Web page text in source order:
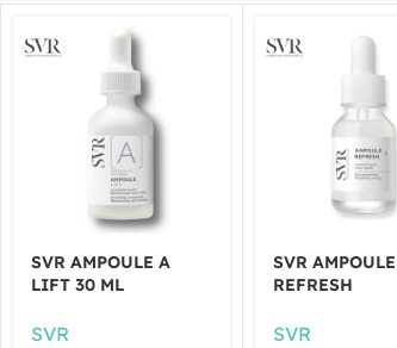
SVR AMPOULE A
LIFT 30 ML
SVR
SVR AMPOULE
REFRESH
SVR